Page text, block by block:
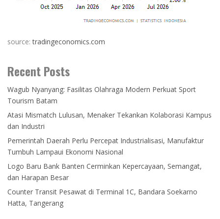
source:tradingeconomics.com
Recent Posts
Wagub Nyanyang: Fasilitas Olahraga Modern Perkuat Sport
Tourism Batam
Atasi Mismatch Lulusan, Menaker Tekankan Kolaborasi Kampus
dan Industri
Pemerintah Daerah Perlu Percepat Industrialisasi, Manufaktur
Tumbuh Lampaui Ekonomi Nasional
Logo Baru Bank Banten Cerminkan Kepercayaan, Semangat,
dan Harapan Besar
Counter Transit Pesawat di Terminal 1C, Bandara Soekarno
Hatta, Tangerang